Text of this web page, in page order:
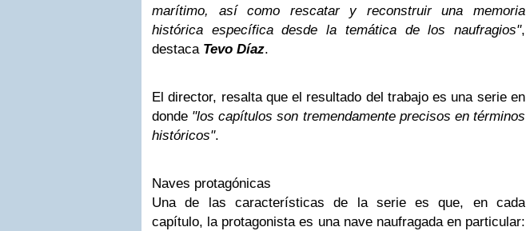
marítimo, así como rescatar y reconstruir una memoria
histórica específica desde la temática de los naufragios",
destaca Tevo Díaz.
El director, resalta que el resultado del trabajo es una serie en
donde "los capítulos son tremendamente precisos en términos
históricos".
Naves protagónicas
Una de las características de la serie es que, en cada
capítulo, la protagonista es una nave naufragada en particular: